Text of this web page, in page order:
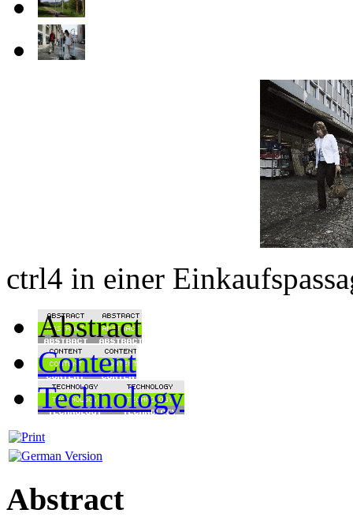
ctrl4 in einer
Abstract
Content
Technology
Abstract